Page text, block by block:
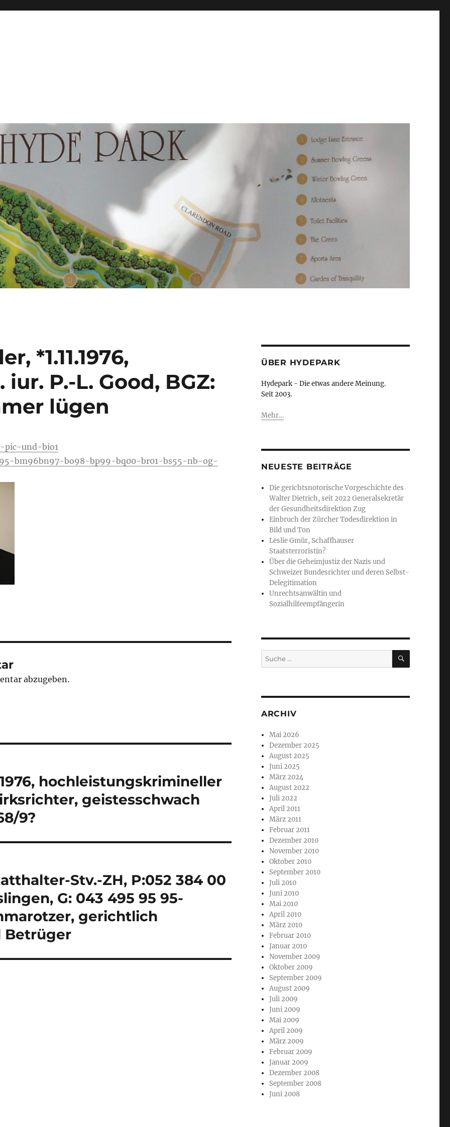
*1.11.1976,
P.-L. Good, BGZ:
lügen
pic-und-bio1
bm96bn97-bo98-bp99-bq00-br01-bs55-nb-og-
abzugeben.
hochleistungskrimineller
geistesschwach
9?
Stv.-ZH, P:052 384 00
G: 043 495 95 95-
gerichtlich
Betrüger
ÜBER HYDEPARK
Hydepark - Die etwas andere Meinung.
Seit 2003.
Mehr…
NEUESTE BEITRÄGE
Die gerichtsnotorische Vorgeschichte des
Walter Dietrich, seit 2022 Generalsekretär
der Gesundheitsdirektion Zug
Einbruch der Zürcher Todesdirektion in
Bild und Ton
Leslie Gmür, Schaffhauser
Staatsterroristin?
Über die Geheimjustiz der Nazis und
Schweizer Bundesrichter und deren Selbst-
Delegitimation
Unrechtsanwältin und
Sozialhilfeempfängerin
Suche
nach:
SUCHE
ARCHIV
Mai 2026
Dezember 2025
August 2025
Juni 2025
März 2024
August 2022
Juli 2022
April 2011
März 2011
Februar 2011
Dezember 2010
November 2010
Oktober 2010
September 2010
Juli 2010
Juni 2010
Mai 2010
April 2010
März 2010
Februar 2010
Januar 2010
November 2009
Oktober 2009
September 2009
August 2009
Juli 2009
Juni 2009
Mai 2009
April 2009
März 2009
Februar 2009
Januar 2009
Dezember 2008
September 2008
Juni 2008